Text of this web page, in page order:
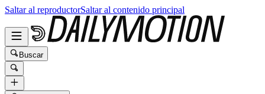
Saltar al reproductorSaltar al contenido principal
Buscar